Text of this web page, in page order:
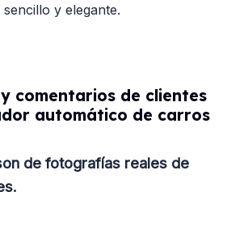
y elegante.
comentarios de clientes
automático de carros
de fotografías reales de